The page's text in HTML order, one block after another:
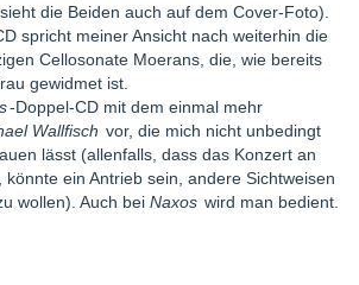
die Beiden auch auf dem Cover-Foto).
spricht meiner Ansicht nach weiterhin die
Cellosonate Moerans, die, wie bereits
gewidmet ist.
-Doppel-CD mit dem einmal mehr
Wallfisch vor, die mich nicht unbedingt
lässt (allenfalls, dass das Konzert an
ein Antrieb sein, andere Sichtweisen
wollen). Auch bei Naxos wird man bedient.